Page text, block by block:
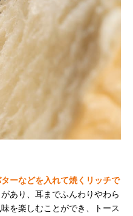
ーなどを入れて焼くリッチで
あり、耳までふんわりやわら
を楽しむことができ、トース